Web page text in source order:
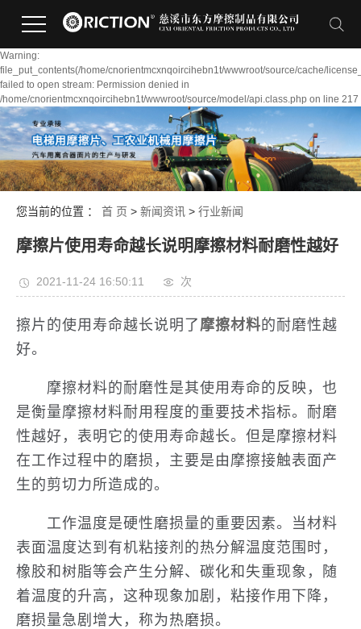
Warning:
file_put_contents(/home/cnorientmcxnqoircihebn1t/wwwroot/source/cache/
failed to open stream: Permission denied in
/home/cnorientmcxnqoircihebn1t/wwwroot/source/model/api.class.php on line 217
您当前的位置 ： 首 页 > 新闻资讯 > 行业新闻
摩擦片使用寿命越长说明摩擦材料耐磨性越好
2021-11-24 16:50:11 次
擦片的使用寿命越长说明了 摩擦材料的耐磨性越
好。
摩擦材料的耐磨性是其使用寿命的反映，也
是衡量摩擦材料耐用程度的重要技术指标。耐磨
性越好，表明它的使用寿命越长。但是摩擦材料
在工作过程中的磨损，主要是由摩擦接触表面产
生的剪切力所造成的。
工作温度是硬性磨损量的重要因素。当材料
表面温度达到有机粘接剂的热分解温度范围时，
橡胶和树脂等会产生分解、碳化和失重现象，随
着温度的升高，这种现象加剧，粘接作用下降，
磨损量急剧增大，称为热磨损。